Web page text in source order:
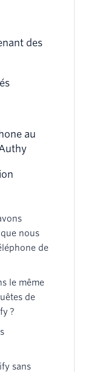
des
au
les
E.164
nous
de
le même
de
?
sans